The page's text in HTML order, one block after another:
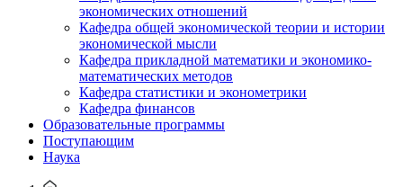
экономических отношений
Кафедра общей экономической теории и истории
экономической мысли
Кафедра прикладной математики и экономико-
математических методов
Кафедра статистики и эконометрики
Кафедра финансов
Образовательные программы
Поступающим
Наука